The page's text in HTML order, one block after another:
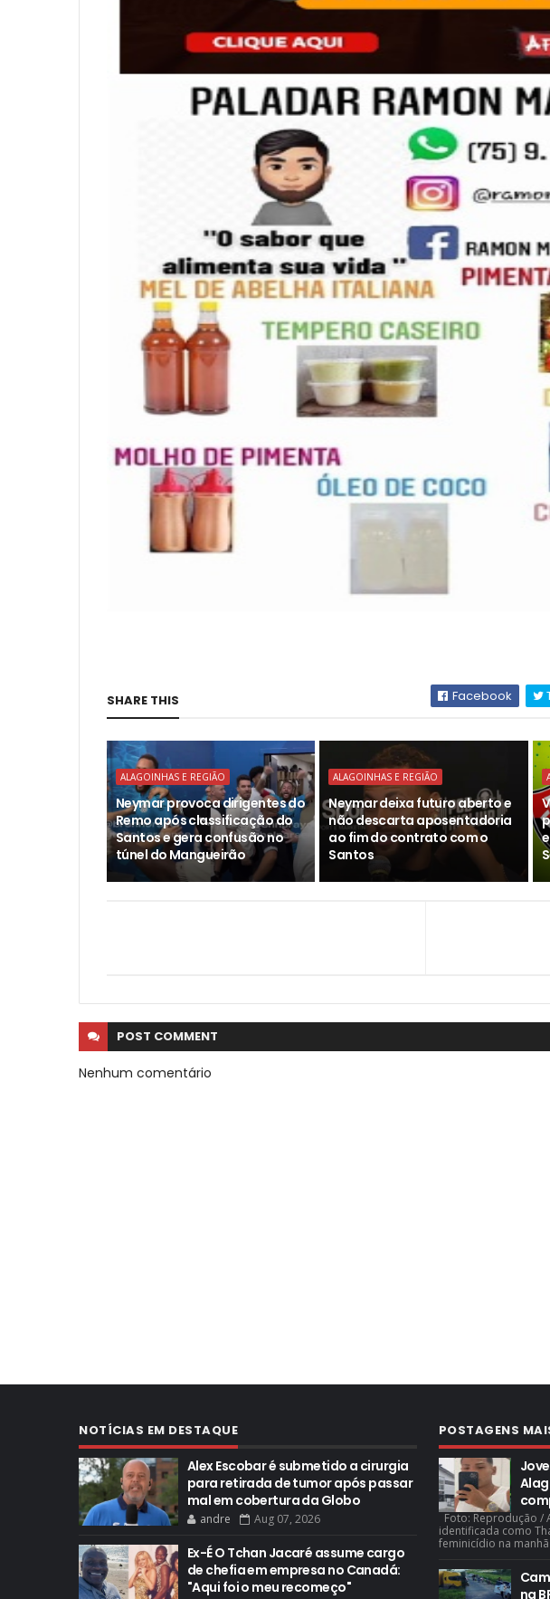
SHARE THIS Facebook
ALAGOINHAS E REGIÃO
Neymar provoca dirigentes do
Remo após classificação do
Santos e gera confusão no
túnel do Mangueirão
ALAGOINHAS E REGIÃO
Neymar deixa futuro aberto e
não descarta aposentadoria
ao fim do contrato com o
Santos
POST COMMENT
Nenhum comentário
NOTÍCIAS EM DESTAQUE
Alex Escobar é submetido a cirurgia
para retirada de tumor após passar
mal em cobertura da Globo
andre Aug 07, 2026
Ex-É O Tchan Jacaré assume cargo
de chefia em empresa no Canadá:
"Aqui foi o meu recomeço"
POSTAGENS
Foto: Reprodução /
identificada como
feminicídio na manhã
na